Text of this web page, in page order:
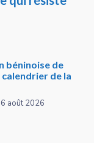
béninoise de
de la
6 août 2026